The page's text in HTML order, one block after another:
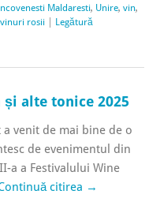
Maldaresti, Unire, vin,
vinuri rosii
Legătură
și alte tonice 2025
venit de mai bine de o
de evenimentul din
a a Festivalului Wine
citirea →